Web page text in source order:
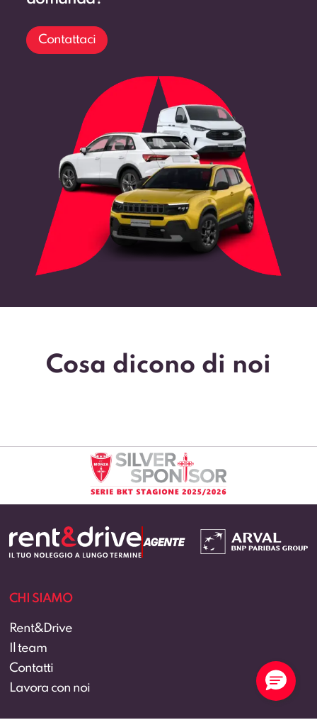
Contattaci
Cosa dicono di noi
CHI SIAMO
Rent&Drive
Il team
Contatti
Lavora con noi